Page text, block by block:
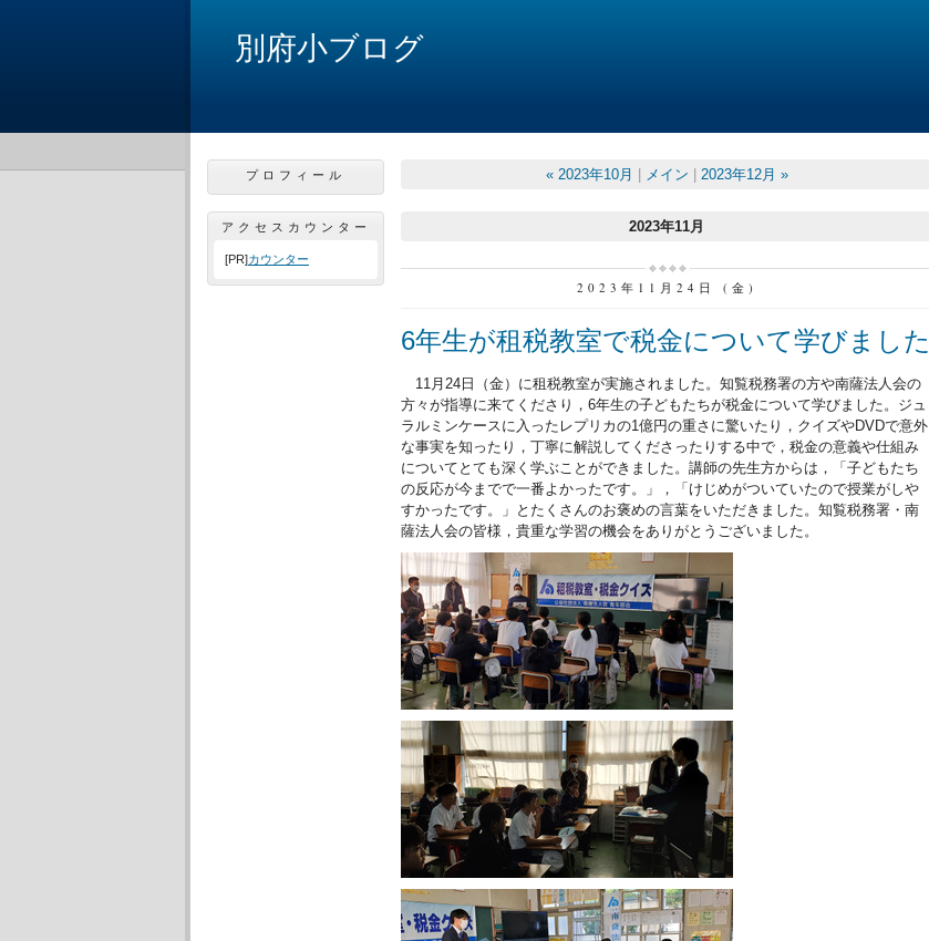
別府小ブログ
プロフィール
アクセスカウンター
[PR]カウンター
« 2023年10月 メイン 2023年12月 »
2023年11月
2023年11月24日 (金)
6年生が租税教室で税金について学びました
11月24日（金）に租税教室が実施されました。知覧税務署の方や南薩法人会の
方々が指導に来てくださり，6年生の子どもたちが税金について学びました。ジュ
ラルミンケースに入ったレプリカの1億円の重さに驚いたり，クイズやDVDで意外
な事実を知ったり，丁寧に解説してくださったりする中で，税金の意義や仕組み
についてとても深く学ぶことができました。講師の先生方からは，「子どもたち
の反応が今までで一番よかったです。」，「けじめがついていたので授業がしや
すかったです。」とたくさんのお褒めの言葉をいただきました。知覧税務署・南
薩法人会の皆様，貴重な学習の機会をありがとうございました。